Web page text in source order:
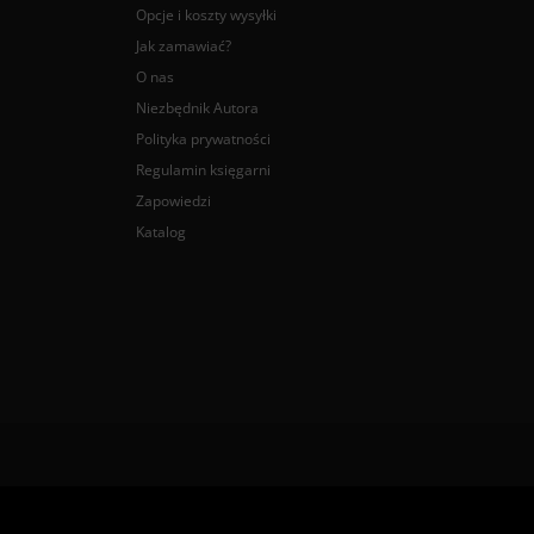
Opcje i koszty wysyłki
Jak zamawiać?
O nas
Niezbędnik Autora
Polityka prywatności
Regulamin księgarni
Zapowiedzi
Katalog